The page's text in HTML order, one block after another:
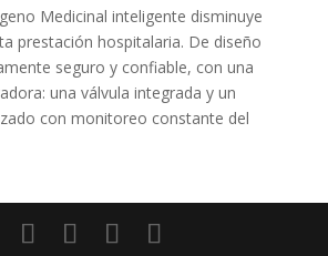
Medicinal inteligente disminuye
prestación hospitalaria. De diseño
seguro y confiable, con una
una válvula integrada y un
con monitoreo constante del